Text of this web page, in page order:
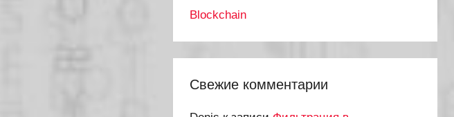
Blockchain
Свежие комментарии